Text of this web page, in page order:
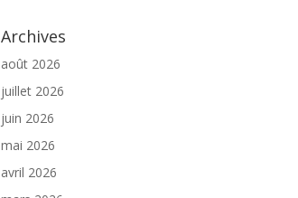
Archives
août 2026
juillet 2026
juin 2026
mai 2026
avril 2026